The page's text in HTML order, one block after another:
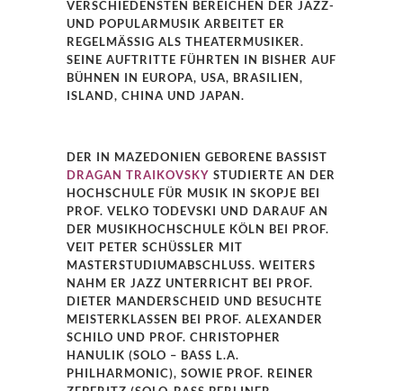
VERSCHIEDENSTEN BEREICHEN DER JAZZ-
UND POPULARMUSIK ARBEITET ER
REGELMÄSSIG ALS THEATERMUSIKER. S
EINE AUFTRITTE FÜHRTEN IN BISHER AUF B
ÜHNEN IN EUROPA, USA, BRASILIEN, I
SLAND, CHINA UND JAPAN.
DER IN MAZEDONIEN GEBORENE BASSIST
DRAGAN TRAIKOVSKY STUDIERTE AN DER
HOCHSCHULE FÜR MUSIK IN SKOPJE BEI
PROF. VELKO TODEVSKI UND DARAUF AN
DER MUSIKHOCHSCHULE KÖLN BEI PROF.
VEIT PETER SCHÜSSLER MIT M
ASTERSTUDIUMABSCHLUSS. WEITERS N
AHM ER JAZZ UNTERRICHT BEI PROF. D
IETER MANDERSCHEID UND BESUCHTE M
EISTERKLASSEN BEI PROF. ALEXANDER S
CHILO UND PROF. CHRISTOPHER H
ANULIK (SOLO – BASS L.A. P
HILHARMONIC), SOWIE PROF. REINER Z